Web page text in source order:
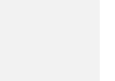
des textiles
DMS
des